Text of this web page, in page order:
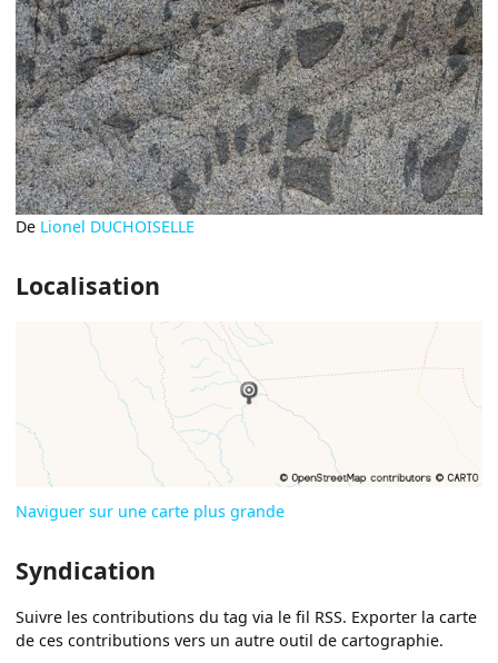
De Lionel DUCHOISELLE
Localisation
Naviguer sur une carte plus grande
Syndication
Suivre les contributions du tag via le fil RSS. Exporter la carte
de ces contributions vers un autre outil de cartographie.